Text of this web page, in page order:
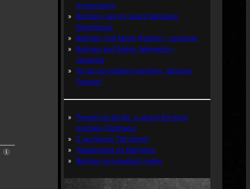
prezentacja
Batman i ukryty skarb Berniego
Wrightsona
Batman: Full Moon (Pełnia) – recenzja
Batman and Robin: Memento –
recenzja
30 lat od polskiej premiery „Batman
Forever”
Powrót do lat 60. z okazji 60-lecia
premiery Batmana
Z archiwum TM-Semic
Nawiązania do Batmana
Batman na kasetach video